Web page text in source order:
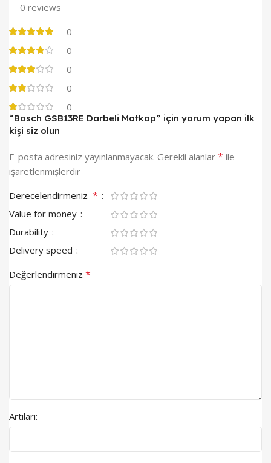
0 reviews
0
0
0
0
0
“Bosch GSB13RE Darbeli Matkap” için yorum yapan ilk
kişi siz olun
E-posta adresiniz yayınlanmayacak. Gerekli alanlar * ile
işaretlenmişlerdir
Derecelendirmeniz *
Value for money
Durability
Delivery speed
Değerlendirmeniz *
Artıları: